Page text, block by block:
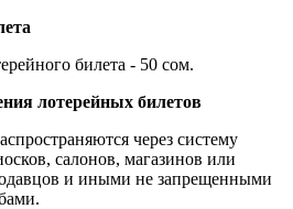
билета - 50 сом.
лотерейных билетов
через систему
салонов, магазинов или
и иными не запрещенными